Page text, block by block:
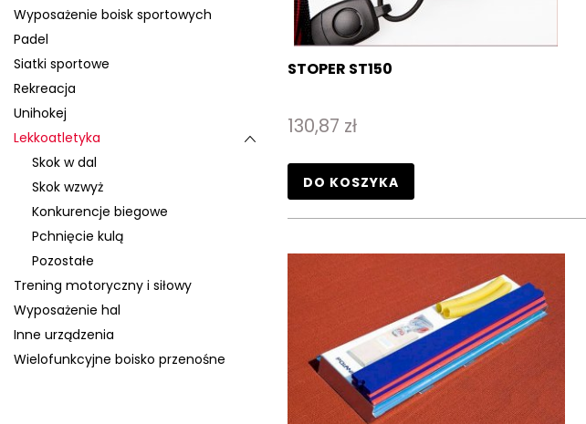
Wyposażenie boisk sportowych
Padel
Siatki sportowe
Rekreacja
Unihokej
Lekkoatletyka
Skok w dal
Skok wzwyż
Konkurencje biegowe
Pchnięcie kulą
Pozostałe
Trening motoryczny i siłowy
Wyposażenie hal
Inne urządzenia
Wielofunkcyjne boisko przenośne
STOPER ST150
130,87 zł
DO KOSZYKA